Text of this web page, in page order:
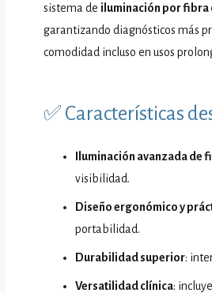
sistema de iluminación por fibra
garantizando diagnósticos más
comodidad incluso en usos
✅ Características
Iluminación avanzada de
visibilidad.
Diseño ergonómico y
portabilidad.
Durabilidad superior:
Versatilidad clínica: